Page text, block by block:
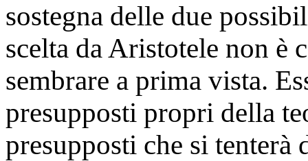
sostegna delle due
scelta da Aristotele non è
sembrare a prima vista.
presupposti propri della
presupposti che si tenterà